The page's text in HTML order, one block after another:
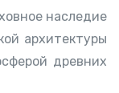
наследие
архитектуры
древних